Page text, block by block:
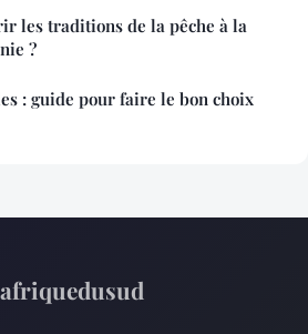
les traditions de la pêche à la
?
: guide pour faire le bon choix